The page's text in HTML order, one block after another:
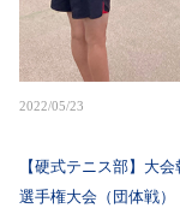
2022/05/23
【硬式テニス部】大
選手権大会（団体戦）